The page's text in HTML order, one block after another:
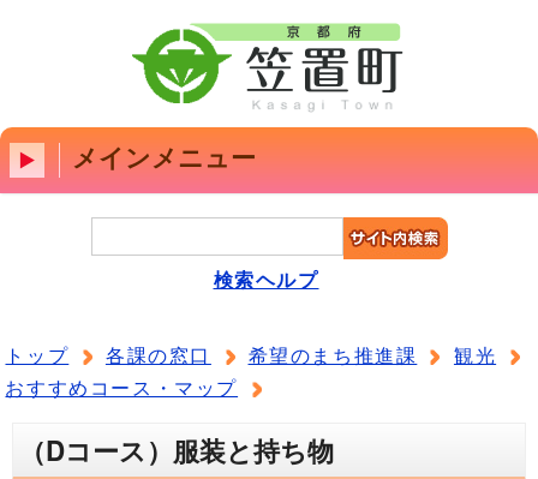
メインメニュー
検索ヘルプ
トップ 各課の窓口 希望のまち推進課
観光
おすすめコース・マップ
（Dコース）服装と持ち物